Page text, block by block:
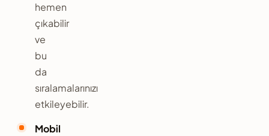
hemen
çıkabilir
ve
bu
da
sıralamalarınızı
etkileyebilir.
Mobil